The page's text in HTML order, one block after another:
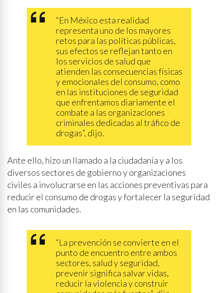
“En México esta realidad
representa uno de los mayores
retos para las políticas públicas,
sus efectos se reflejan tanto en
los servicios de salud que
atienden las consecuencias físicas
y emocionales del consumo, como
en las instituciones de seguridad
que enfrentamos diariamente el
combate a las organizaciones
criminales dedicadas al tráfico de
drogas”, dijo.
Ante ello, hizo un llamado a la ciudadanía y a los
diversos sectores de gobierno y organizaciones
civiles a involucrarse en las acciones preventivas para
reducir el consumo de drogas y fortalecer la seguridad
en las comunidades.
“La prevención se convierte en el
punto de encuentro entre ambos
sectores, salud y seguridad,
prevenir significa salvar vidas,
reducir la violencia y construir